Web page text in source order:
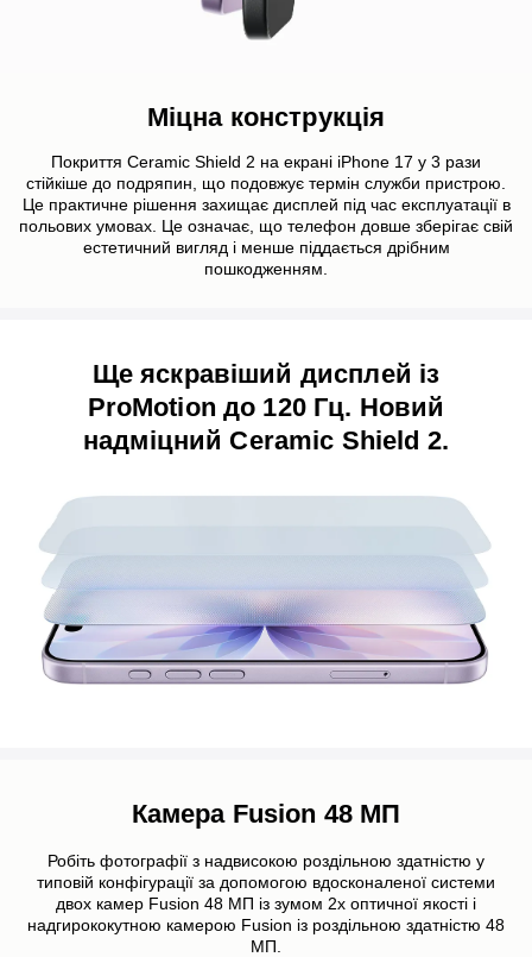
Міцна конструкція
Покриття Ceramic Shield 2 на екрані iPhone 17 у 3 рази
стійкіше до подряпин, що подовжує термін служби пристрою.
Це практичне рішення захищає дисплей під час експлуатації в
польових умовах. Це означає, що телефон довше зберігає свій
естетичний вигляд і менше піддається дрібним
пошкодженням.
Ще яскравіший дисплей із
ProMotion до 120 Гц. Новий
надміцний Ceramic Shield 2.
Камера Fusion 48 МП
Робіть фотографії з надвисокою роздільною здатністю у
типовій конфігурації за допомогою вдосконаленої системи
двох камер Fusion 48 МП із зумом 2х оптичної якості і
надгирококутною камерою Fusion із роздільною здатністю 48
МП.